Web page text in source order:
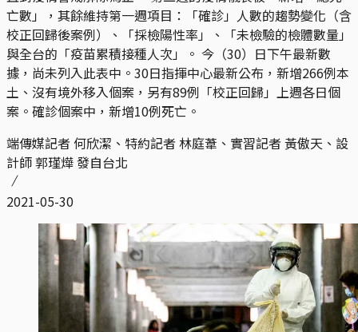
亡數」，其餘維持第一週項目：「確診」人數的趨勢變化（含
校正回歸後案例）、「採檢陽性率」、「未檢驗的檢體數量」
與全台的「疫苗累積接種人次」。 今（30）日下午最新數
據，尚未列入此表中。30日指揮中心最新公布，新增266例本
土、沒有境外移入個案，另有89例「校正回歸」上週各日個
案。確診個案中，新增10例死亡。
端傳媒記者 何欣潔、特約記者 林庭葦、實習記者 黃傲天、設
計師 郭瑾燁 發自台北
2021-05-30